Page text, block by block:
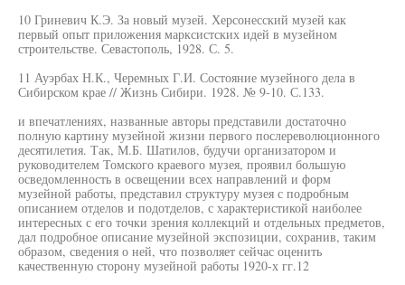
10 Гриневич К.Э. За новый музей. Херсонесский музей как
первый опыт приложения марксистских идей в музейном
строительстве. Севастополь, 1928. С. 5.
11 Ауэрбах Н.К., Черемных Г.И. Состояние музейного дела в
Сибирском крае // Жизнь Сибири. 1928. № 9-10. С.133.
и впечатлениях, названные авторы представили достаточно
полную картину музейной жизни первого послереволюционного
десятилетия. Так, М.Б. Шатилов, будучи организатором и
руководителем Томского краевого музея, проявил большую
осведомленность в освещении всех направлений и форм
музейной работы, представил структуру музея с подробным
описанием отделов и подотделов, с характеристикой наиболее
интересных с его точки зрения коллекций и отдельных предметов,
дал подробное описание музейной экспозиции, сохранив, таким
образом, сведения о ней, что позволяет сейчас оценить
качественную сторону музейной работы 1920-х гг.12